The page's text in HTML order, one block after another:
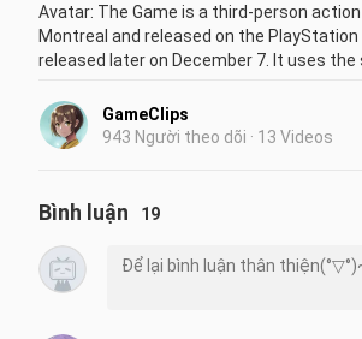
Avatar: The Game is a third-person
Montreal and released on the PlayStation
released later on December 7. It uses
The game, which acts as a prequel to the
reprise their roles from the film. The
GameClips
943 Người theo dõi · 13 Videos
Bình luận 19